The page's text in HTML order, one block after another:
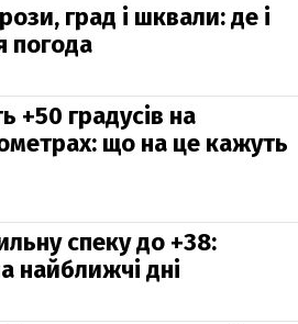
град і шквали: де і
погода
+50 градусів на
що на це кажуть
спеку до +38:
найближчі дні